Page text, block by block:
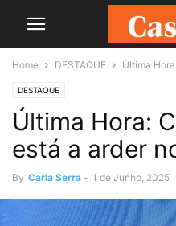
Home DESTAQUE Última
DESTAQUE
Última Hora:
está a arder
By Carla Serra - 1 de Junho, 2025